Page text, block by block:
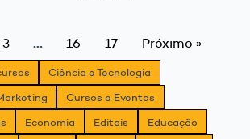
3 … 16 17 Próximo »
Ciência e Tecnologia
Cursos e Eventos
Economia Editais
Educação